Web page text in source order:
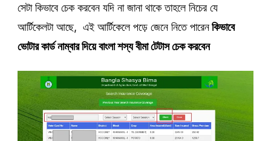
সেটা কিভাবে চেক করবেন যদি না জানা থাকে তাহলে নিচের যে
আর্টিকেলটা আছে, এই আর্টিকেলে পড়ে জেনে নিতে পারেনকিভাবে
ভোটার কার্ড নাম্বার দিয়ে বাংলা শস্য বীমা টেটাস চেক করবেন